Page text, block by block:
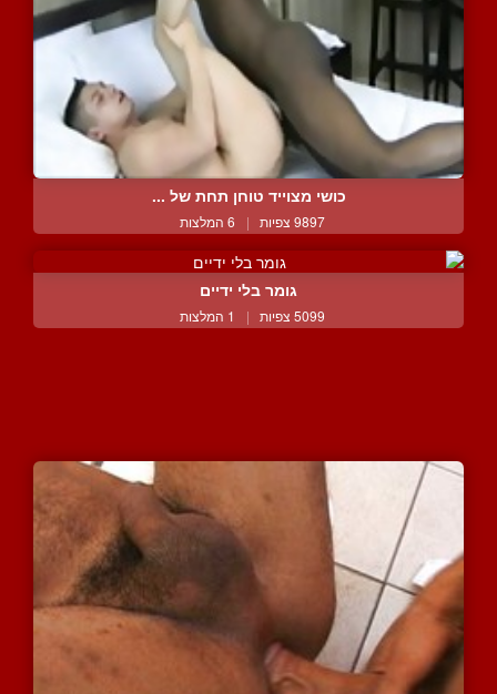
כושי מצוייד טוחן תחת של ...
9897 צפיות | 6 המלצות
גומר בלי ידיים
5099 צפיות | 1 המלצות